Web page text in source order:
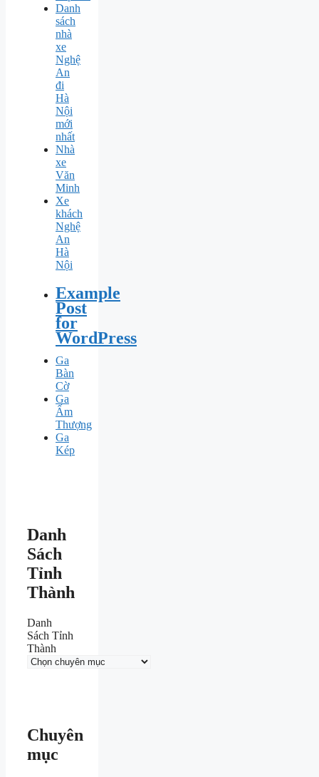
Danh
sách
nhà
xe
Nghệ
An
đi
Hà
Nội
mới
nhất
Nhà
xe
Văn
Minh
Xe
khách
Nghệ
An
Hà
Nội
Example
Post
for
WordPress
Ga
Bàn
Cờ
Ga
Ấm
Thượng
Ga
Kép
Danh
Sách
Tỉnh
Thành
Danh
Sách Tỉnh
Thành
Chuyên
mục